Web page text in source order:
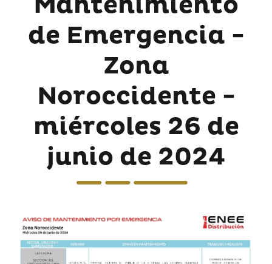
de Emergencia -
Zona
Noroccidente -
miércoles 26 de
junio de 2024